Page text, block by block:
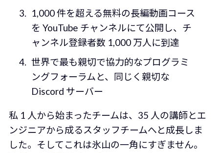
1,000 件を超える無料の長編動画コース
を YouTube チャンネルにて公開し、チ
ャンネル登録者数 1,000 万人に到達
世界で最も親切で協力的なプログラミ
ングフォーラムと、同じく親切な
Discord サーバー
私 1 人から始まったチームは、35 人の講師とエ
ンジニアから成るスタッフチームへと成長しま
した。そしてこれは氷山の一角にすぎません。